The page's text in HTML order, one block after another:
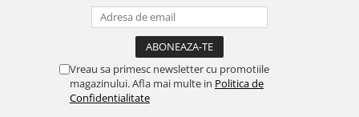
Vreau sa primesc newsletter cu promotiile
magazinului. Afla mai multe in Politica de
Confidentialitate